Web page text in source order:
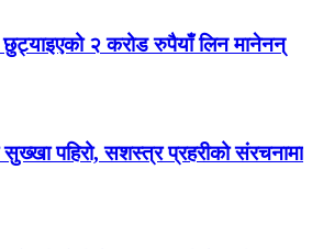
छुट्याइएको २ करोड रुपैयाँ लिन मानेनन्
सुख्खा पहिरो, सशस्त्र प्रहरीको संरचनामा